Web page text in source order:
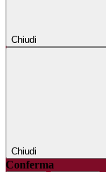
Chiudi
Chiudi
Conferma